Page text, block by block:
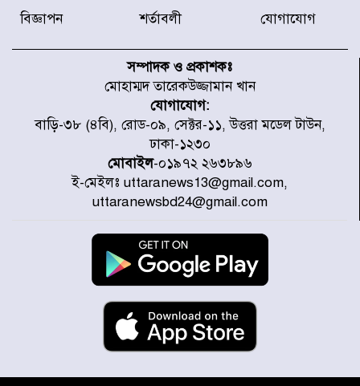
শহীদের তালিকা প্রকাশ করল JRA
জুলাই গণঅভ্যুত্থানে উত্তরায় সর্বকনিষ্ঠ
শহীদ জাবির ইব্রাহীম: এক শিশুর রক্তে
লেখা ইতিহাস
রাজধানীতে আজ বৃষ্টির সম্ভাবনা, যা
জানাল আবহাওয়া অধিদপ্তর
জুলাই গণঅভ্যুত্থানের অমর প্রতীক
শহীদ মীর মুগ্ধ
উত্তরা আজমপুরের রক্তাক্ত স্মৃতি: শহীদ
তানভীনের অপূর্ণ স্বপ্ন
বিজ্ঞাপন শর্তাবলী যোগাযোগ
সম্পাদক ও প্রকাশকঃ
মোহাম্মদ তারেকউজ্জামান খান
যোগাযোগ:
বাড়ি-৩৮ (৪বি), রোড-০৯, সেক্টর-১১, উত্তরা মডেল টাউন,
ঢাকা-১২৩০
মোবাইল-০১৯৭২ ২৬৩৮৯৬
ই-মেইলঃ uttaranews13@gmail.com,
uttaranewsbd24@gmail.com